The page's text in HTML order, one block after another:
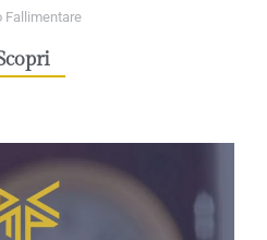
Fallimentare